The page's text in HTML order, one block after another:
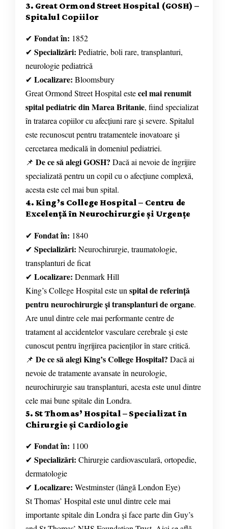
3. Great Ormond Street Hospital (GOSH) –
Spitalul Copiilor
✔ Fondat în: 1852
✔ Specializări: Pediatrie, boli rare, transplanturi,
neurologie pediatrică
✔ Localizare: Bloomsbury
Great Ormond Street Hospital estecel mai renumit
spital pediatric din Marea Britanie, fiind specializat
în tratarea copiilor cu afecțiuni rare și severe. Spitalul
este recunoscut pentru tratamentele inovatoare și
cercetarea medicală în domeniul pediatriei.
📌 De ce să alegi GOSH? Dacă ai nevoie de îngrijire
specializată pentru un copil cu o afecțiune complexă,
acesta este cel mai bun spital.
4. King’s College Hospital – Centru de
Excelență în Neurochirurgie și Urgențe
✔ Fondat în: 1840
✔ Specializări: Neurochirurgie, traumatologie,
transplanturi de ficat
✔ Localizare: Denmark Hill
King’s College Hospital este un spital de referință
pentru neurochirurgie și transplanturi de organe.
Are unul dintre cele mai performante centre de
tratament al accidentelor vasculare cerebrale și este
cunoscut pentru îngrijirea pacienților în stare critică.
📌 De ce să alegi King’s College Hospital? Dacă ai
nevoie de tratamente avansate în neurologie,
neurochirurgie sau transplanturi, acesta este unul dintre
cele mai bune spitale din Londra.
5. St Thomas’ Hospital – Specializat în
Chirurgie și Cardiologie
✔ Fondat în: 1100
✔ Specializări: Chirurgie cardiovasculară, ortopedie,
dermatologie
✔ Localizare: Westminster (lângă London Eye)
St Thomas’ Hospital este unul dintre cele mai
importante spitale din Londra și face parte din Guy’s